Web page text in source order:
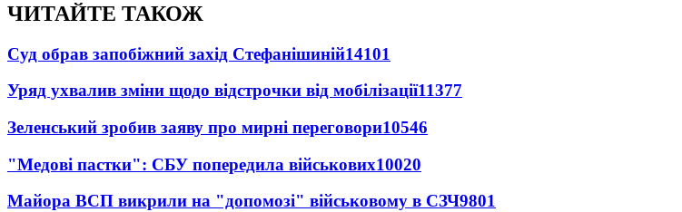
ЧИТАЙТЕ ТАКОЖ
Суд обрав запобіжний захід Стефанішиній14101
Уряд ухвалив зміни щодо відстрочки від мобілізації11377
Зеленський зробив заяву про мирні переговори10546
"Медові пастки": СБУ попередила військових10020
Майора ВСП викрили на "допомозі" військовому в СЗЧ9801